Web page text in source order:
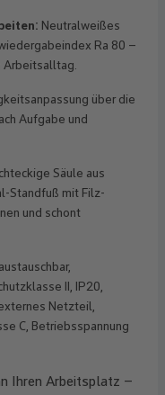
Neutralweißes
Ra 80 –
Arbeitsalltag.
über die
Aufgabe und
Säule aus
Standfuß mit Filz-
und schont
II, IP20,
Netzteil,
C, Betriebsspannung
Ihren Arbeitsplatz –